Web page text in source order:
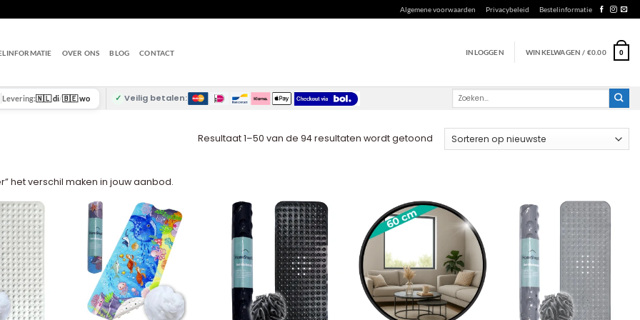
Algemene voorwaarden Privacybeleid Bestelinformatie
OVER ONS BLOG CONTACT INLOGGEN WINKELWAGEN / €0.00 0
Levering:🇳🇱 di/🇧🇪 wo ✓ Veilig betalen:
Zoeken
Resultaat 1–50 van de 94 resultaten wordt getoond Gesorteerd
op
het verschil maken in jouw aanbod.
+